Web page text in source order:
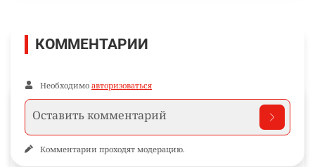
КОММЕНТАРИИ
Необходимо авторизоваться
Комментарии проходят модерацию.